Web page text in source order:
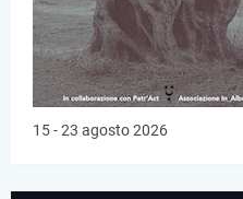
15 - 23 agosto 2026